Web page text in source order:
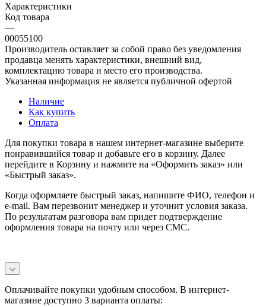
Характеристики
Код товара
—
00055100
Производитель оставляет за собой право без уведомления
продавца менять характеристики, внешний вид,
комплектацию товара и место его производства.
Указанная информация не является публичной офертой
Наличие
Как купить
Оплата
Для покупки товара в нашем интернет-магазине выберите
понравившийся товар и добавьте его в корзину. Далее
перейдите в Корзину и нажмите на «Оформить заказ» или
«Быстрый заказ».
Когда оформляете быстрый заказ, напишите ФИО, телефон и
e-mail. Вам перезвонит менеджер и уточнит условия заказа.
По результатам разговора вам придет подтверждение
оформления товара на почту или через СМС.
Оплачивайте покупки удобным способом. В интернет-
магазине доступно 3 варианта оплаты: